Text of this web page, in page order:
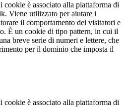
cookie è associato alla piattaforma di
Viene utilizzato per aiutare i
il comportamento dei visitatori e
È un cookie di tipo pattern, in cui il
breve serie di numeri e lettere, che
per il dominio che imposta il
cookie è associato alla piattaforma di